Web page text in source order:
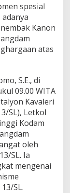
spesial
Kanon
atas
S.E., di
09.00 WITA
Kavaleri
SL), Letkol
Kodam
oleh
SL. Ia
mengenai
SL.